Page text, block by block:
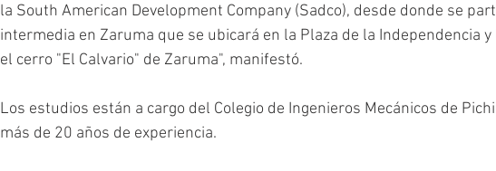
la South American Development Company (Sadco), desde donde se
intermedia en Zaruma que se ubicará en la Plaza de la Independencia
el cerro "El Calvario" de Zaruma", manifestó.
Los estudios están a cargo del Colegio de Ingenieros Mecánicos de
más de 20 años de experiencia.